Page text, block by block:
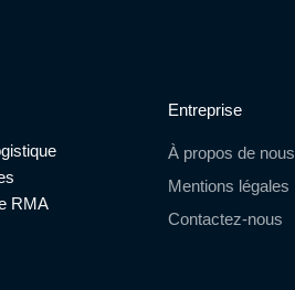
RMA
Entreprise
À propos de nous
Mentions légales
Contactez-nous